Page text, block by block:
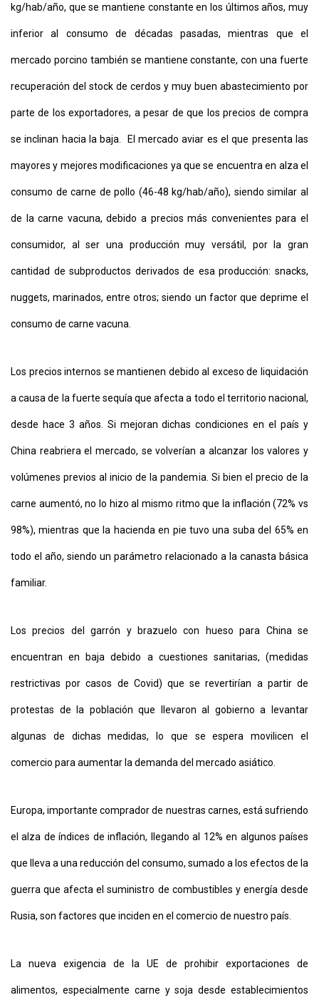
kg/hab/año, que se mantiene constante en los últimos años, muy
inferior al consumo de décadas pasadas, mientras que el
mercado porcino también se mantiene constante, con una fuerte
recuperación del stock de cerdos y muy buen abastecimiento por
parte de los exportadores, a pesar de que los precios de compra
se inclinan hacia la baja. El mercado aviar es el que presenta las
mayores y mejores modificaciones ya que se encuentra en alza el
consumo de carne de pollo (46-48 kg/hab/año), siendo similar al
de la carne vacuna, debido a precios más convenientes para el
consumidor, al ser una producción muy versátil, por la gran
cantidad de subproductos derivados de esa producción: snacks,
nuggets, marinados, entre otros; siendo un factor que deprime el
consumo de carne vacuna.
Los precios internos se mantienen debido al exceso de liquidación
a causa de la fuerte sequía que afecta a todo el territorio nacional,
desde hace 3 años. Si mejoran dichas condiciones en el país y
China reabriera el mercado, se volverían a alcanzar los valores y
volúmenes previos al inicio de la pandemia. Si bien el precio de la
carne aumentó, no lo hizo al mismo ritmo que la inflación (72% vs
98%), mientras que la hacienda en pie tuvo una suba del 65% en
todo el año, siendo un parámetro relacionado a la canasta básica
familiar.
Los precios del garrón y brazuelo con hueso para China se
encuentran en baja debido a cuestiones sanitarias, (medidas
restrictivas por casos de Covid) que se revertirían a partir de
protestas de la población que llevaron al gobierno a levantar
algunas de dichas medidas, lo que se espera movilicen el
comercio para aumentar la demanda del mercado asiático.
Europa, importante comprador de nuestras carnes, está sufriendo
el alza de índices de inflación, llegando al 12% en algunos países
que lleva a una reducción del consumo, sumado a los efectos de la
guerra que afecta el suministro de combustibles y energía desde
Rusia, son factores que inciden en el comercio de nuestro país.
La nueva exigencia de la UE de prohibir exportaciones de
alimentos, especialmente carne y soja desde establecimientos